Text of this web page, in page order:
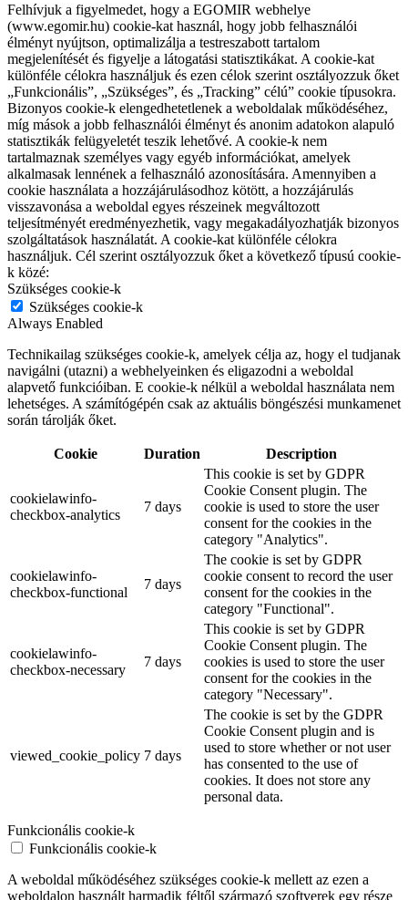
Felhívjuk a figyelmedet, hogy a EGOMIR webhelye
(www.egomir.hu) cookie-kat használ, hogy jobb felhasználói
élményt nyújtson, optimalizálja a testreszabott tartalom
megjelenítését és figyelje a látogatási statisztikákat. A cookie-kat
különféle célokra használjuk és ezen célok szerint osztályozzuk őket
„Funkcionális”, „Szükséges”, és „Tracking” célú” cookie típusokra.
Bizonyos cookie-k elengedhetetlenek a weboldalak működéséhez,
míg mások a jobb felhasználói élményt és anonim adatokon alapuló
statisztikák felügyeletét teszik lehetővé. A cookie-k nem
tartalmaznak személyes vagy egyéb információkat, amelyek
alkalmasak lennének a felhasználó azonosítására. Amennyiben a
cookie használata a hozzájárulásodhoz kötött, a hozzájárulás
visszavonása a weboldal egyes részeinek megváltozott
teljesítményét eredményezhetik, vagy megakadályozhatják bizonyos
szolgáltatások használatát. A cookie-kat különféle célokra
használjuk. Cél szerint osztályozzuk őket a következő típusú cookie-
k közé:
Szükséges cookie-k
Szükséges cookie-k
Always Enabled
Technikailag szükséges cookie-k, amelyek célja az, hogy el tudjanak
navigálni (utazni) a webhelyeinken és eligazodni a weboldal
alapvető funkcióiban. E cookie-k nélkül a weboldal használata nem
lehetséges. A számítógépén csak az aktuális böngészési munkamenet
során tárolják őket.
Cookie Duration Description
cookielawinfo-
checkbox-analytics
7 days
This cookie is set by GDPR
Cookie Consent plugin. The
cookie is used to store the user
consent for the cookies in the
category "Analytics".
cookielawinfo-
checkbox-functional
7 days
The cookie is set by GDPR
cookie consent to record the user
consent for the cookies in the
category "Functional".
cookielawinfo-
checkbox-necessary
7 days
This cookie is set by GDPR
Cookie Consent plugin. The
cookies is used to store the user
consent for the cookies in the
category "Necessary".
viewed_cookie_policy 7 days
The cookie is set by the GDPR
Cookie Consent plugin and is
used to store whether or not user
has consented to the use of
cookies. It does not store any
personal data.
Funkcionális cookie-k
Funkcionális cookie-k
A weboldal működéséhez szükséges cookie-k mellett az ezen a
weboldalon használt harmadik féltől származó szoftverek egy része